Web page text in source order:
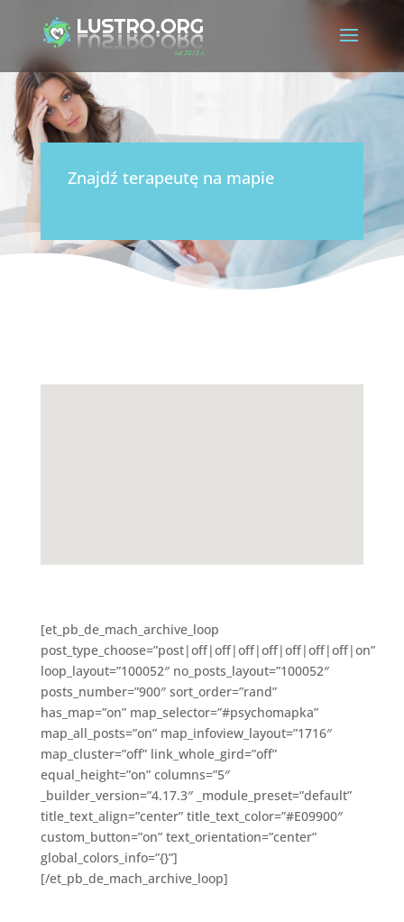
Znajdź terapeutę na mapie
[et_pb_de_mach_archive_loop
post_type_choose=”post|off|off|off|off|off|off|off|on”
loop_layout=”100052″ no_posts_layout=”100052″
posts_number=”900″ sort_order=”rand”
has_map=”on” map_selector=”#psychomapka”
map_all_posts=”on” map_infoview_layout=”1716″
map_cluster=”off” link_whole_gird=”off”
equal_height=”on” columns=”5″
_builder_version=”4.17.3″ _module_preset=”default”
title_text_align=”center” title_text_color=”#E09900″
custom_button=”on” text_orientation=”center”
global_colors_info=”{}”]
[/et_pb_de_mach_archive_loop]